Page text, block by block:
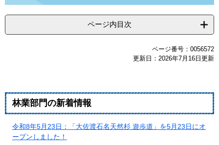
本
文
ページ内目次
ページ番号：0056572
更新日：2026年7月16日更新
林業部門の新着情報
令和8年5月23日：「大佐渡石名天然杉 遊歩道」を5月23日にオ
ープンしました！